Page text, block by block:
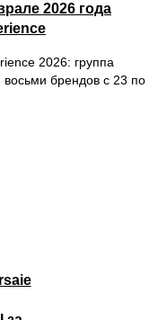
2026 года
2026: группа
восьми брендов с 23 по